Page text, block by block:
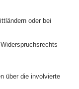
oder bei
über die involvierte